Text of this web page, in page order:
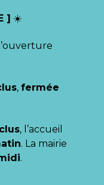
] ☀️
, fermée
, l’accueil
. La mairie
.